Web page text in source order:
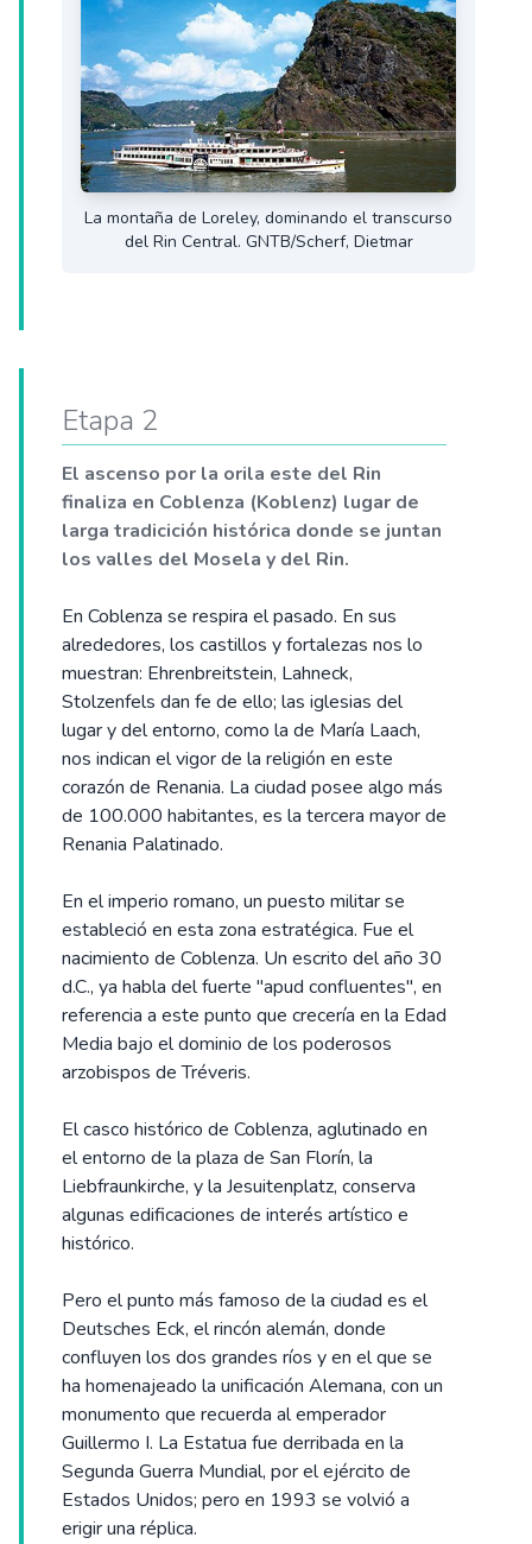
La montaña de Loreley, dominando el transcurso
del Rin Central. GNTB/Scherf, Dietmar
Etapa 2
El ascenso por la orila este del Rin
finaliza en Coblenza (Koblenz) lugar de
larga tradicición histórica donde se juntan
los valles del Mosela y del Rin.
En Coblenza se respira el pasado. En sus
alrededores, los castillos y fortalezas nos lo
muestran: Ehrenbreitstein, Lahneck,
Stolzenfels dan fe de ello; las iglesias del
lugar y del entorno, como la de María Laach,
nos indican el vigor de la religión en este
corazón de Renania. La ciudad posee algo más
de 100.000 habitantes, es la tercera mayor de
Renania Palatinado.
En el imperio romano, un puesto militar se
estableció en esta zona estratégica. Fue el
nacimiento de Coblenza. Un escrito del año 30
d.C., ya habla del fuerte "apud confluentes", en
referencia a este punto que crecería en la Edad
Media bajo el dominio de los poderosos
arzobispos de Tréveris.
El casco histórico de Coblenza, aglutinado en
el entorno de la plaza de San Florín, la
Liebfraunkirche, y la Jesuitenplatz, conserva
algunas edificaciones de interés artístico e
histórico.
Pero el punto más famoso de la ciudad es el
Deutsches Eck, el rincón alemán, donde
confluyen los dos grandes ríos y en el que se
ha homenajeado la unificación Alemana, con un
monumento que recuerda al emperador
Guillermo I. La Estatua fue derribada en la
Segunda Guerra Mundial, por el ejército de
Estados Unidos; pero en 1993 se volvió a
erigir una réplica.